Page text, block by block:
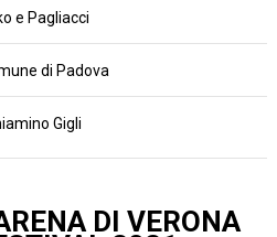
e Pagliacci
di Padova
Gigli
DI VERONA